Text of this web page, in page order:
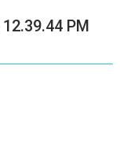
PM